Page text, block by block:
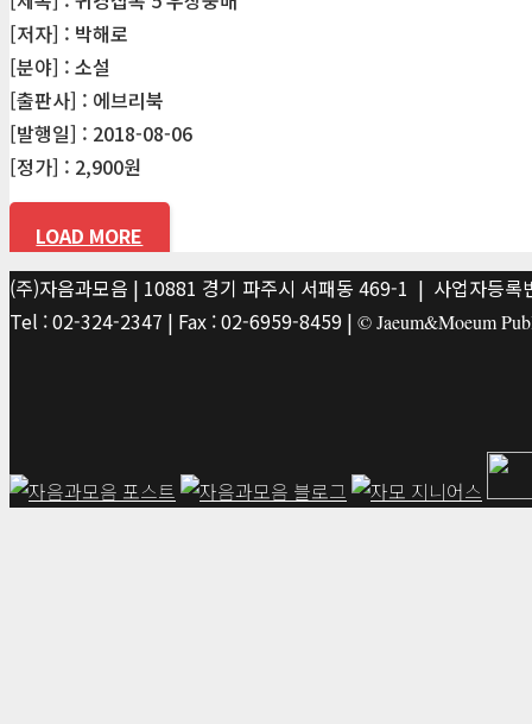
[저자] : 박해로
[분야] : 소설
[출판사] : 에브리북
[발행일] : 2018-08-06
[정가] : 2,900원
LOAD MORE
(주)자음과모음 | 10881 경기 파주시 서패동 469-1 | 사업자등
Tel : 02-324-2347 | Fax : 02-6959-8459 | © Jaeum&Moeum